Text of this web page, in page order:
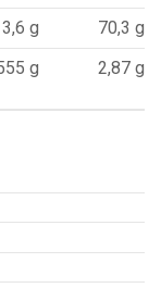
g
70,3 g
g 2,87 g